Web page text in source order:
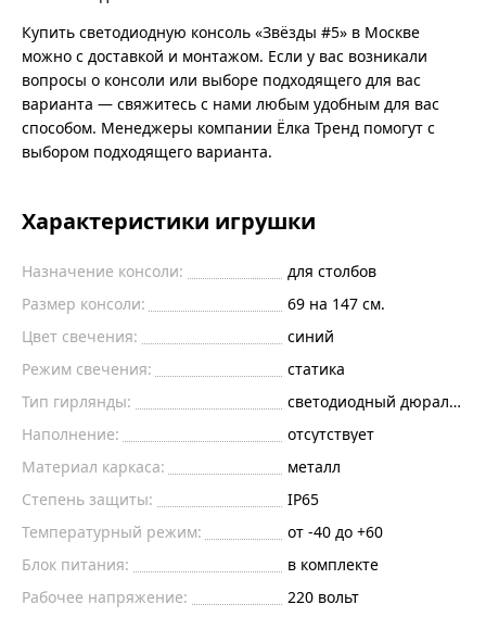
Купить светодиодную консоль «Звёзды #5» в Москве
можно с доставкой и монтажом. Если у вас возникали
вопросы о консоли или выборе подходящего для вас
варианта — свяжитесь с нами любым удобным для вас
способом. Менеджеры компании Ёлка Тренд помогут с
выбором подходящего варианта.
Характеристики игрушки
Назначение консоли:
для столбов
Размер консоли:
69 на 147 см.
Цвет свечения:
синий
Режим свечения:
статика
Тип гирлянды:
светодиодный дюралайт
Наполнение:
отсутствует
Материал каркаса:
металл
Степень защиты:
IP65
Температурный режим:
от -40 до +60
Блок питания:
в комплекте
Рабочее напряжение:
220 вольт